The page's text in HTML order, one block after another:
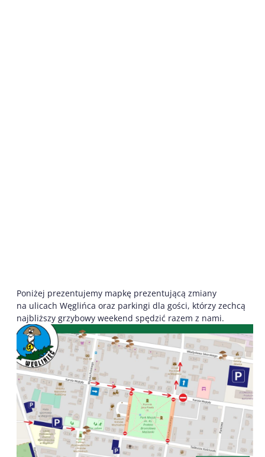
Poniżej prezentujemy mapkę prezentującą zmiany
na ulicach Węglińca oraz parkingi dla gości, którzy zechcą
najbliższy grzybowy weekend spędzić razem z nami.